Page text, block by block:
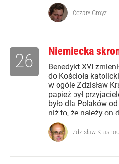
Cezary Gmyz
Niemiecka
Benedykt XVI
do Kościoła
w ogóle Zdzisław
papież był
było dla Polaków
niż to, że należy on
26
Zdzisław